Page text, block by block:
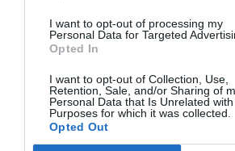
I want to opt-out of processing my
Personal Data for Targeted
Opted In
I want to opt-out of Collection, Use,
Retention, Sale, and/or Sharing of
Personal Data that Is Unrelated
Purposes for which it was collected.
Opted Out
Publicidad
2Playbook Club2P